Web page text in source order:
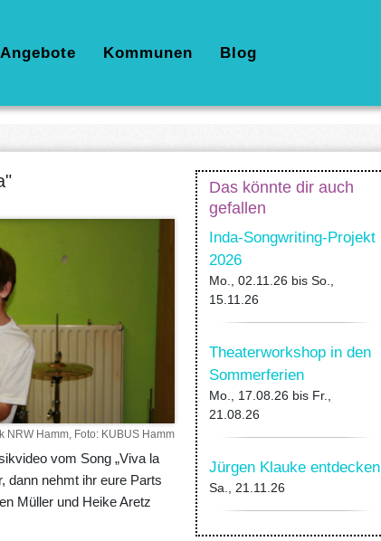
Angebote Kommunen Blog
NRW Hamm, Foto: KUBUS Hamm
vom Song „Viva la
dann nehmt ihr eure Parts
Müller und Heike Aretz
Das könnte dir auch
gefallen
Inda-Songwriting-Projekt
2026
Mo., 02.11.26 bis So.,
15.11.26
Theaterworkshop in den
Sommerferien
Mo., 17.08.26 bis Fr.,
21.08.26
Jürgen Klauke entdecken
Sa., 21.11.26